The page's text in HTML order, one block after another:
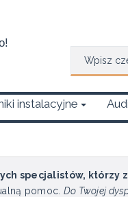
instalacyjne
specjalistów, którzy
pomoc. Do Twojej